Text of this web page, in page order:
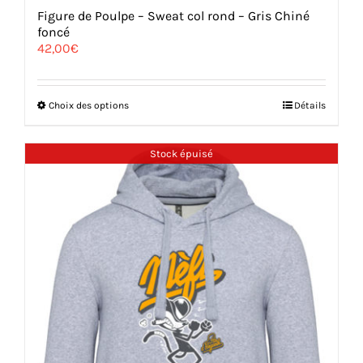
Figure de Poulpe – Sweat col rond – Gris Chiné
foncé
42,00€
Choix des optionsCe
plusieurs
variations.
Les
options
peuvent
être
choisies
sur
la
page
du
produit
Détails
Stock épuisé